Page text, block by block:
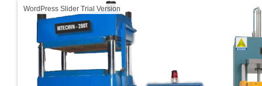
WordPress Slider Trial Version